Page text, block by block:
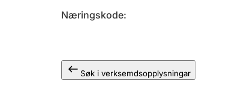
Næringskode
Søk i verksemdsopplysningar